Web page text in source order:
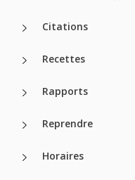
Citations
Recettes
Rapports
Reprendre
Horaires